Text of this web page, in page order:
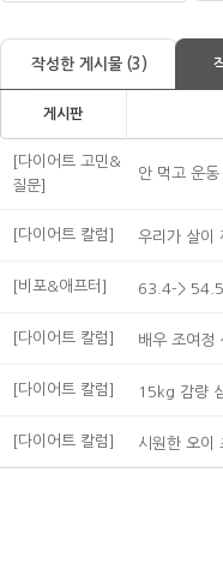
작성한 게시물 (3)
게시판
[다이어트 고민&
질문]
안 먹고 운
[다이어트 칼럼] 우리가 살이
[비포&애프터] 63.4->
[다이어트 칼럼] 배우 조여정
[다이어트 칼럼] 15kg 감량
[다이어트 칼럼] 시원한 오이